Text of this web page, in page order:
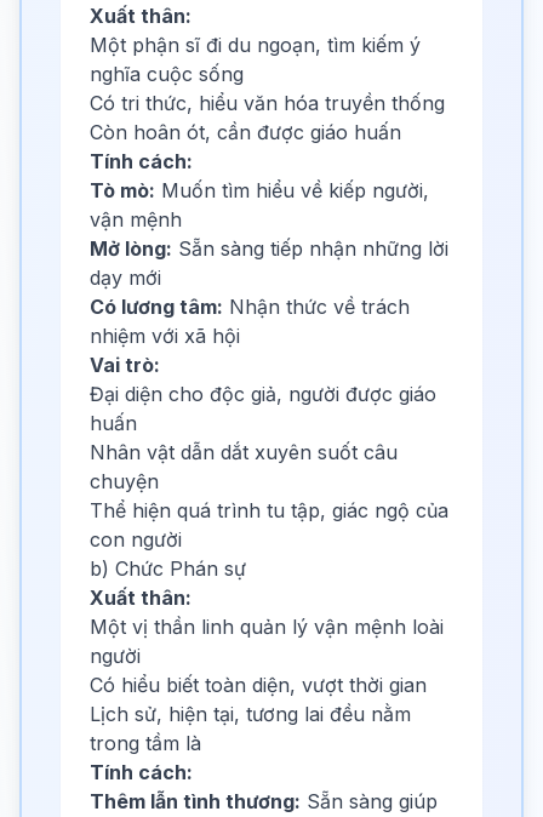
Xuất thân:
Một phận sĩ đi du ngoạn, tìm kiếm ý
nghĩa cuộc sống
Có tri thức, hiểu văn hóa truyền thống
Còn hoân ót, cần được giáo huấn
Tính cách:
Tò mò: Muốn tìm hiểu về kiếp người,
vận mệnh
Mở lòng: Sẵn sàng tiếp nhận những lời
dạy mới
Có lương tâm: Nhận thức về trách
nhiệm với xã hội
Vai trò:
Đại diện cho độc giả, người được giáo
huấn
Nhân vật dẫn dắt xuyên suốt câu
chuyện
Thể hiện quá trình tu tập, giác ngộ của
con người
b) Chức Phán sự
Xuất thân:
Một vị thần linh quản lý vận mệnh loài
người
Có hiểu biết toàn diện, vượt thời gian
Lịch sử, hiện tại, tương lai đều nằm
trong tầm là
Tính cách:
Thêm lẫn tình thương: Sẵn sàng giúp